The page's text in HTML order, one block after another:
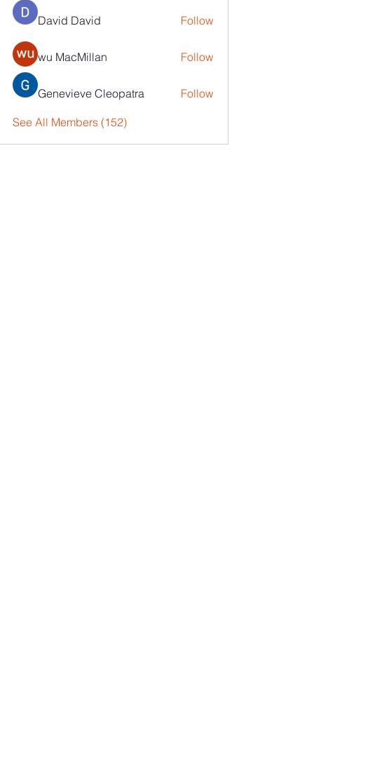
David David Follow
wu MacMillan Follow
Genevieve Cleopatra Follow
See All Members (152)